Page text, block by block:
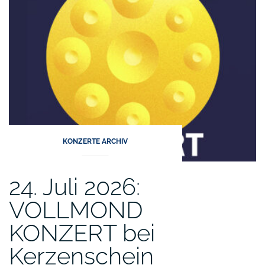
Konzert
Miraten!“
KONZERTE ARCHIV
24. Juli 2026:
VOLLMOND
KONZERT bei
Kerzenschein